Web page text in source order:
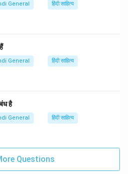
General हिंदी साहित्य
General हिंदी साहित्य
है
General हिंदी साहित्य
Questions